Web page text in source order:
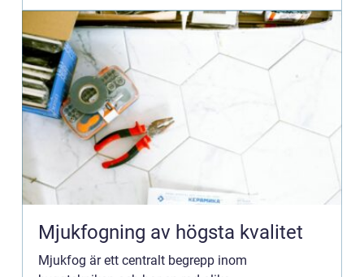
Mjukfogning av högsta kvalitet
Mjukfog är ett centralt begrepp inom